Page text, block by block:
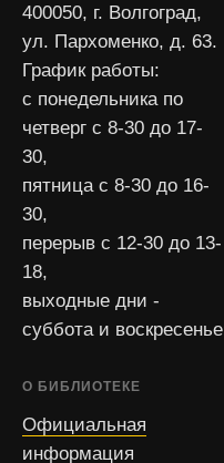
400050, г. Волгоград,
ул. Пархоменко, д. 63.
График работы:
с понедельника по
четверг с 8-30 до 17-
30,
пятница с 8-30 до 16-
30,
перерыв с 12-30 до 13-
18,
выходные дни -
суббота и воскресенье
О БИБЛИОТЕКЕ
Официальная
информация